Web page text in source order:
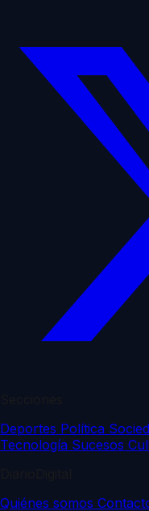
Deportes Política
Tecnología Sucesos
Quiénes somos